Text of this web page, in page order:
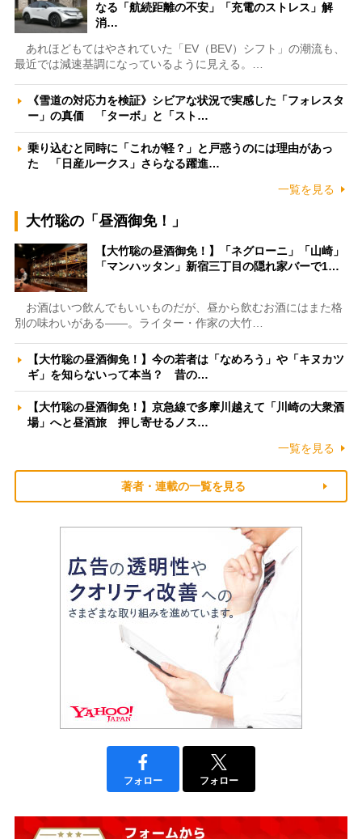
なる「航続距離の不安」「充電のストレス」解
消…
あれほどもてはやされていた「EV（BEV）シフト」の潮流も、
最近では減速基調になっているように見える。…
《雪道の対応力を検証》シビアな状況で実感した「フォレスタ
ー」の真価 「ターボ」と「スト…
乗り込むと同時に「これが軽？」と戸惑うのには理由があっ
た 「日産ルークス」さらなる躍進…
一覧を見る
大竹聡の「昼酒御免！」
【大竹聡の昼酒御免！】「ネグローニ」「山崎」
「マンハッタン」新宿三丁目の隠れ家バーで1…
お酒はいつ飲んでもいいものだが、昼から飲むお酒にはまた格
別の味わいがある――。ライター・作家の大竹…
【大竹聡の昼酒御免！】今の若者は「なめろう」や「キヌカツ
ギ」を知らないって本当？ 昔の…
【大竹聡の昼酒御免！】京急線で多摩川越えて「川崎の大衆酒
場」へと昼酒旅 押し寄せるノス…
一覧を見る
著者・連載の一覧を見る
フォロー フォロー